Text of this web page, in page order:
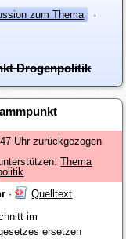
zum Thema
·
Drogenpolitik
Uhr zurückgezogen
Thema
·
Quelltext
im
ersetzen